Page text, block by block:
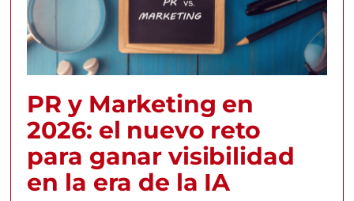
PR y Marketing en
2026: el nuevo reto
para ganar visibilidad
en la era de la IA